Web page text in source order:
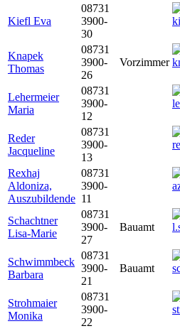
Kiefl Eva
08731
3900-
30
Knapek
Thomas
08731
3900-
26
Vorzimmer
Lehermeier
Maria
08731
3900-
12
Reder
Jacqueline
08731
3900-
13
Rexhaj
Aldoniza,
Auszubildende
08731
3900-
11
Schachtner
Lisa-Marie
08731
3900-
27
Bauamt
Schwimmbeck
Barbara
08731
3900-
21
Bauamt
Strohmaier
Monika
08731
3900-
22